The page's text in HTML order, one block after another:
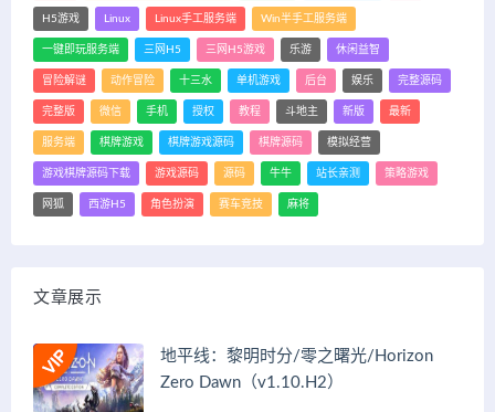
H5游戏 Linux Linux手工服务端 Win半手工服务端
一键即玩服务端 三网H5 三网H5游戏 乐游 休闲益智
冒险解谜 动作冒险 十三水 单机游戏 后台 娱乐 完整源码
完整版 微信 手机 授权 教程 斗地主 新版 最新
服务端 棋牌游戏 棋牌游戏源码 棋牌源码 模拟经营
游戏棋牌源码下载 游戏源码 源码 牛牛 站长亲测 策略游戏
网狐 西游H5 角色扮演 赛车竞技 麻将
文章展示
地平线：黎明时分/零之曙光/Horizon
Zero Dawn（v1.10.H2）